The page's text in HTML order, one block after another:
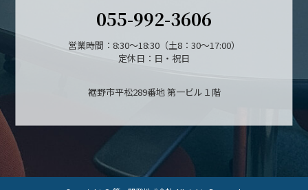
055-992-3606
営業時間：8:30～18:30（土8：30～17:00）
定休日：日・祝日
裾野市平松289番地 第一ビル１階